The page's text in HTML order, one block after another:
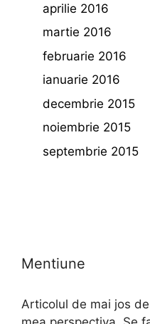
aprilie 2016
martie 2016
februarie 2016
ianuarie 2016
decembrie 2015
noiembrie 2015
septembrie 2015
Mentiune
Articolul de mai jos